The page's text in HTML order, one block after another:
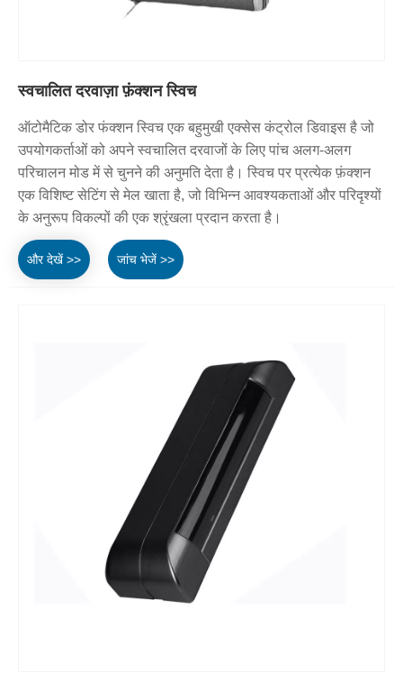
स्वचालित दरवाज़ा फ़ंक्शन स्विच
ऑटोमैटिक डोर फंक्शन स्विच एक बहुमुखी एक्सेस कंट्रोल डिवाइस है जो
उपयोगकर्ताओं को अपने स्वचालित दरवाजों के लिए पांच अलग-अलग
परिचालन मोड में से चुनने की अनुमति देता है। स्विच पर प्रत्येक फ़ंक्शन
एक विशिष्ट सेटिंग से मेल खाता है, जो विभिन्न आवश्यकताओं और परिदृश्यों
के अनुरूप विकल्पों की एक श्रृंखला प्रदान करता है।
और देखें >> जांच भेजें >>